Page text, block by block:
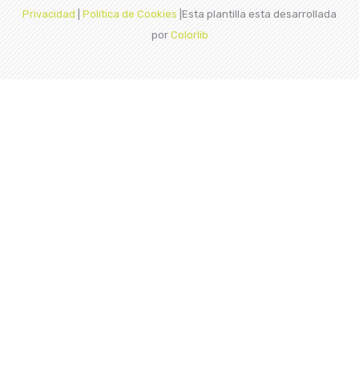
Privacidad
Política de Cookies |Esta plantilla esta desarrollada
por Colorlib